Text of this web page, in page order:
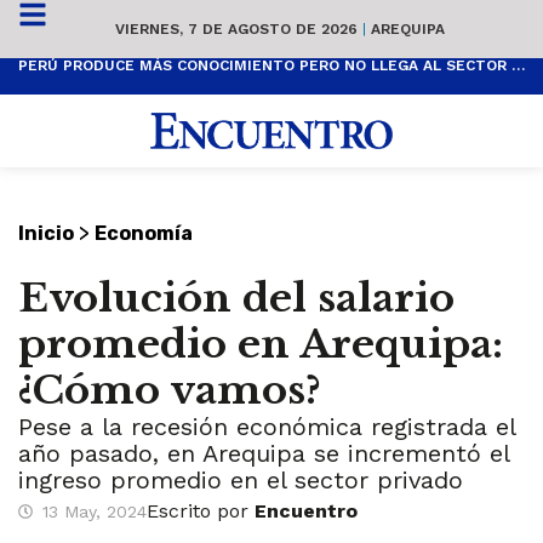
VIERNES, 7 DE AGOSTO DE 2026 | AREQUIPA
PERÚ PRODUCE MÁS CONOCIMIENTO PERO NO LLEGA AL SECTOR PRODUCTIVO
Inicio > Economía
Evolución del salario
promedio en Arequipa:
¿Cómo vamos?
Pese a la recesión económica registrada el
año pasado, en Arequipa se incrementó el
ingreso promedio en el sector privado
13 May, 2024Escrito por Encuentro